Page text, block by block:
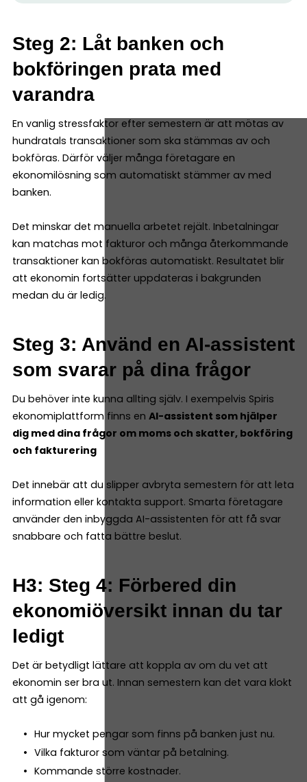
Steg 2: Låt banken och
bokföringen prata med
varandra
En vanlig stressfaktor efter semestern är att mötas av
hundratals transaktioner som ska stämmas av och
bokföras. Därför väljer många företagare en
ekonomilösning som automatiskt stämmer av med
banken.
Det minskar det manuella arbetet rejält. Inbetalningar
kan matchas mot fakturor och många återkommande
transaktioner kan bokföras automatiskt. Resultatet blir
att ekonomin fortsätter uppdateras i bakgrunden
medan du är ledig.
Steg 3: Använd en AI-assistent
som svarar på dina frågor
Du behöver inte kunna allting själv. I exempelvis Spiris
ekonomiplattform finns en AI-assistent som hjälper
dig med dina frågor om moms och skatter, bokföring
och fakturering
Det innebär att du slipper avbryta semestern för att leta
information eller kontakta support. Smarta företagare
använder den inbyggda AI-assistenten för att få svar
snabbare och fatta bättre beslut.
H3: Steg 4: Förbered din
ekonomiöversikt innan du tar
ledigt
Det är betydligt lättare att koppla av om du vet att
ekonomin ser bra ut. Innan semestern kan det vara klokt
att gå igenom:
Hur mycket pengar som finns på banken just nu.
Vilka fakturor som väntar på betalning.
Kommande större kostnader.